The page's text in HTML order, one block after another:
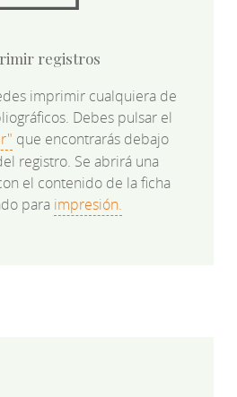
registros
imprimir cualquiera de
Debes pulsar el
que encontrarás debajo
registro. Se abrirá una
el contenido de la ficha
para impresión.